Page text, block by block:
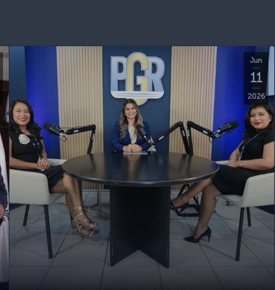
Jun
11
2026